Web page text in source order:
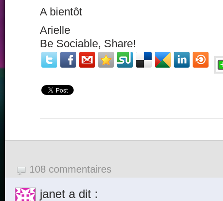
A bientôt
Arielle
Be Sociable, Share!
108 commentaires
janet a dit :